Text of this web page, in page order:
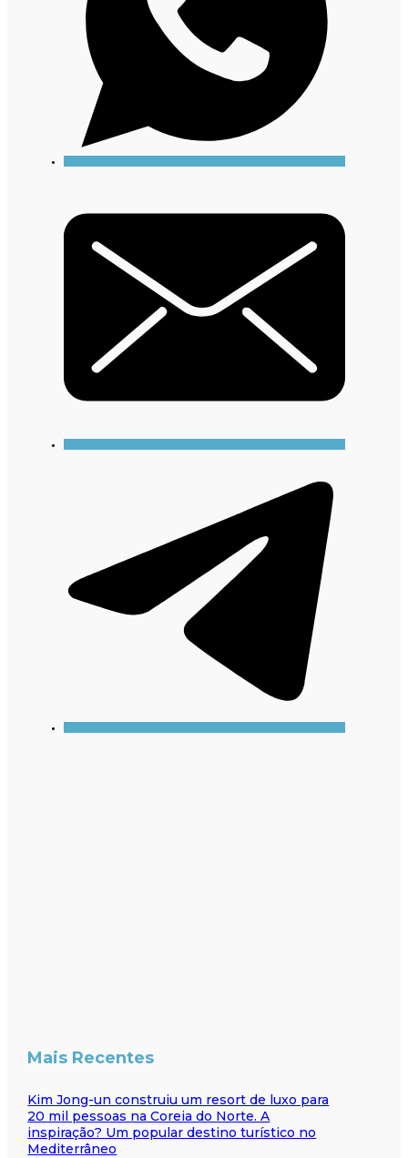
Mais Recentes
Kim Jong-un construiu um resort de luxo para
20 mil pessoas na Coreia do Norte. A
inspiração? Um popular destino turístico no
Mediterrâneo